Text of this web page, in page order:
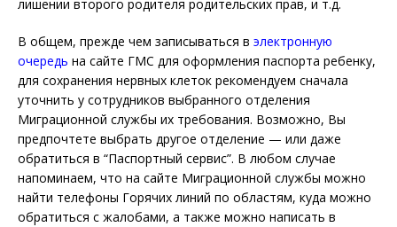
лишении второго родителя родительских прав, и т.д.
В общем, прежде чем записываться в электронную
очередь на сайте ГМС для оформления паспорта ребенку,
для сохранения нервных клеток рекомендуем сначала
уточнить у сотрудников выбранного отделения
Миграционной службы их требования. Возможно, Вы
предпочтете выбрать другое отделение — или даже
обратиться в “Паспортный сервис”. В любом случае
напоминаем, что на сайте Миграционной службы можно
найти телефоны Горячих линий по областям, куда можно
обратиться с жалобами, а также можно написать в